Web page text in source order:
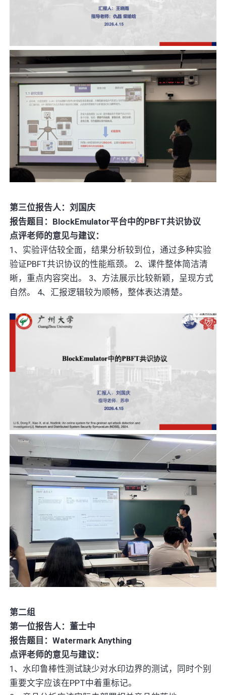
第三位报告人：刘国庆
报告题目：BlockEmulator平台中的PBFT共识协议
点评老师的意见与建议：
1、实验评估较全面，结果分析较到位，通过多种实验
验证PBFT共识协议的性能瓶颈。
2、课件整体简洁清
晰，重点内容突出。
3、方法展示比较新颖，呈现方式
自然。
4、汇报逻辑较为顺畅，整体表达清楚。
第二组
第一位报告人：董士中
报告题目：Watermark Anything
点评老师的意见与建议：
1、水印鲁棒性测试缺少对水印边界的测试，同时个别
重要文字应该在PPT中着重标记。